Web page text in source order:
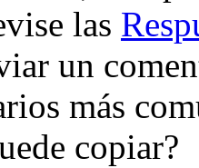
las
un
más
copiar?